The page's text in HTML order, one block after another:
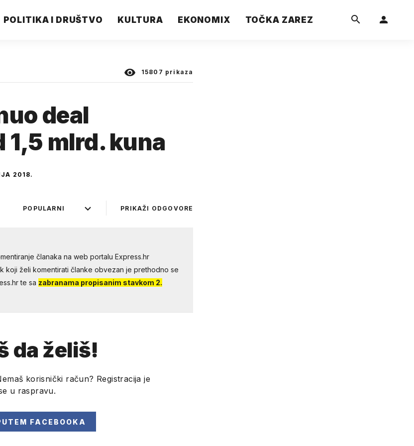
POLITIKA I DRUŠTVO KULTURA EKONOMIX TOČKA ZAREZ
15807 prikaza
deal
1,5 mlrd. kuna
2018.
PRIKAŽI ODGOVORE
POPULARNI
članaka na web portalu Express.hr
koji želi komentirati članke obvezan je prethodno se
te sa zabranama propisanim stavkom 2.
da želiš!
korisnički račun? Registracija je
u raspravu.
FACEBOOKA